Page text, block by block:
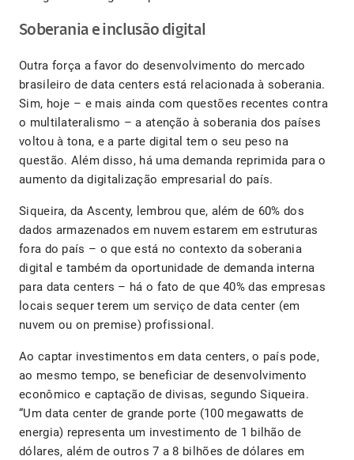
Soberania e inclusão digital
Outra força a favor do desenvolvimento do mercado
brasileiro de data centers está relacionada à soberania.
Sim, hoje – e mais ainda com questões recentes contra
o multilateralismo – a atenção à soberania dos países
voltou à tona, e a parte digital tem o seu peso na
questão. Além disso, há uma demanda reprimida para o
aumento da digitalização empresarial do país.
Siqueira, da Ascenty, lembrou que, além de 60% dos
dados armazenados em nuvem estarem em estruturas
fora do país – o que está no contexto da soberania
digital e também da oportunidade de demanda interna
para data centers – há o fato de que 40% das empresas
locais sequer terem um serviço de data center (em
nuvem ou on premise) profissional.
Ao captar investimentos em data centers, o país pode,
ao mesmo tempo, se beneficiar de desenvolvimento
econômico e captação de divisas, segundo Siqueira.
“Um data center de grande porte (100 megawatts de
energia) representa um investimento de 1 bilhão de
dólares, além de outros 7 a 8 bilhões de dólares em